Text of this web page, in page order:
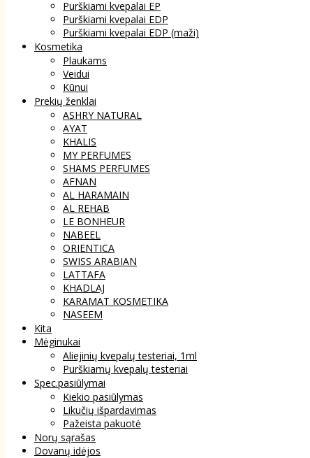
Purškiami kvepalai EP
Purškiami kvepalai EDP
Purškiami kvepalai EDP (maži)
Kosmetika
Plaukams
Veidui
Kūnui
Prekių ženklai
ASHRY NATURAL
AYAT
KHALIS
MY PERFUMES
SHAMS PERFUMES
AFNAN
AL HARAMAIN
AL REHAB
LE BONHEUR
NABEEL
ORIENTICA
SWISS ARABIAN
LATTAFA
KHADLAJ
KARAMAT KOSMETIKA
NASEEM
Kita
Mėginukai
Aliejinių kvepalų testeriai, 1ml
Purškiamų kvepalų testeriai
Spec.pasiūlymai
Kiekio pasiūlymas
Likučių išpardavimas
Pažeista pakuotė
Norų sąrašas
Dovanų idėjos